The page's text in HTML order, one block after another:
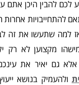
לכם להבין היכן אתם
להתחייבויות
למה שתעשו את זה
מקצוען לא רק
גם יאיר את
ולהעמיק בנושא